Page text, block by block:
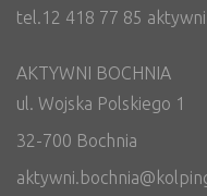
tel.12 418 77 85
AKTYWNI BOCHNIA
ul. Wojska Polskiego 1
32-700 Bochnia